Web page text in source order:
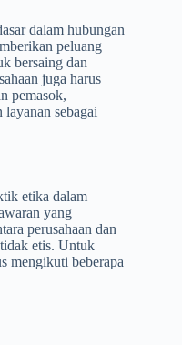
dalam hubungan
peluang
bersaing dan
juga harus
pemasok,
sebagai
etika dalam
yang
perusahaan dan
etis. Untuk
mengikuti beberapa